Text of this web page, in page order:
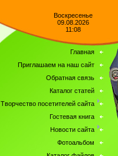
Воскресенье
09.08.2026
11:08
Главная
Приглашаем на наш сайт
Обратная связь
Каталог статей
Творчество посетителей сайта
Гостевая книга
Новости сайта
Фотоальбом